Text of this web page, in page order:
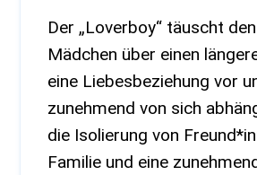
Der „Loverboy“ täuscht
Mädchen über einen
eine Liebesbeziehung vor
zunehmend von sich
die Isolierung von
Familie und eine